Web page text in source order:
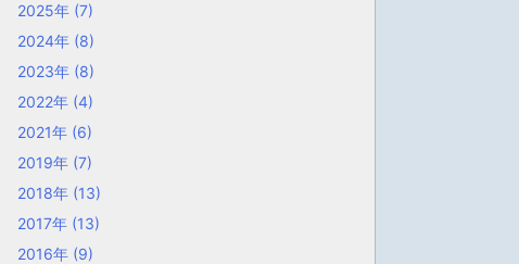
2025年 (7)
2024年 (8)
2023年 (8)
2022年 (4)
2021年 (6)
2019年 (7)
2018年 (13)
2017年 (13)
2016年 (9)